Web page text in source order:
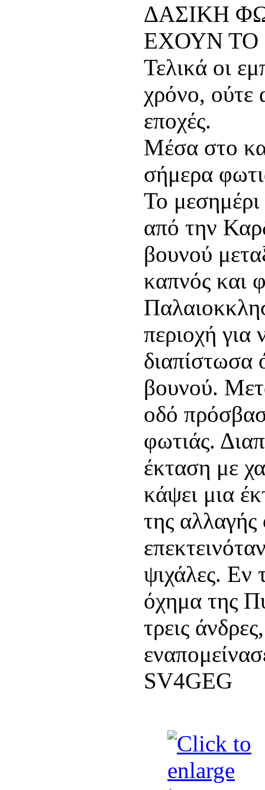
ΔΑΣΙΚΗ
ΕΧΟΥΝ ΤΟ
Τελικά οι
χρόνο, ούτε
εποχές.
Μέσα στο
σήμερα
Το
από την
βουνού
καπνός και
περιοχή για
διαπίστωσα
βουνού.
οδό
φωτιάς.
έκταση με
κάψει μια
της
ψιχάλες. Εν
όχημα της
τρεις
SV4GEG